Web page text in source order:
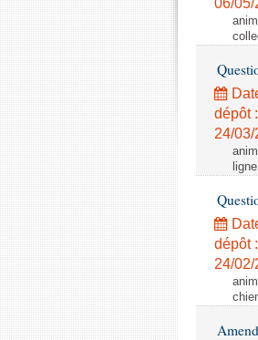
06/05/
dépôt :
24/
dépôt :
24/